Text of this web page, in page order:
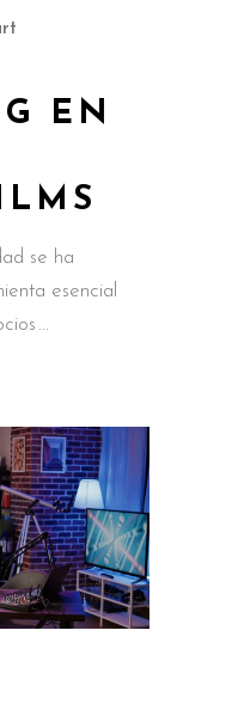
EN
se ha
esencial